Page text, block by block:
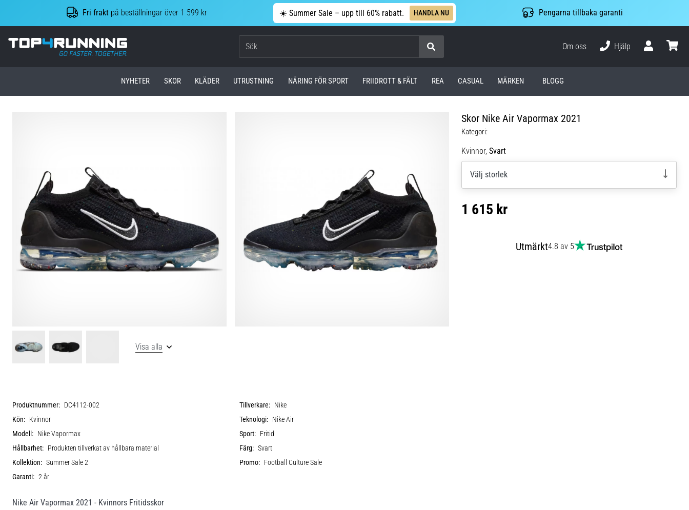
Fri frakt på beställningar över 1 599 kr ☀️ Summer Sale – upp till 60% rabatt. HANDLA NU Pengarna tillbaka garanti
Top4Running.se
Om oss
Hjälp
NYHETER SKOR KLÄDER UTRUSTNING NÄRING FÖR SPORT FRIIDROTT & FÄLT REA CASUAL MÄRKEN BLOGG
Skor Nike Air Vapormax 2021
Kategori:
Kvinnor, Svart
Välj storlek
1 615 kr
Utmärkt4.8 av 5
Visa alla
Produktnummer: DC4112-002 Tillverkare: Nike
Kön: Kvinnor Teknologi: Nike Air
Modell: Nike Vapormax Sport: Fritid
Hållbarhet: Produkten tillverkat av hållbara material Färg: Svart
Kollektion: Summer Sale 2 Promo: Football Culture Sale
Garanti: 2 år
Nike Air Vapormax 2021 - Kvinnors Fritidsskor